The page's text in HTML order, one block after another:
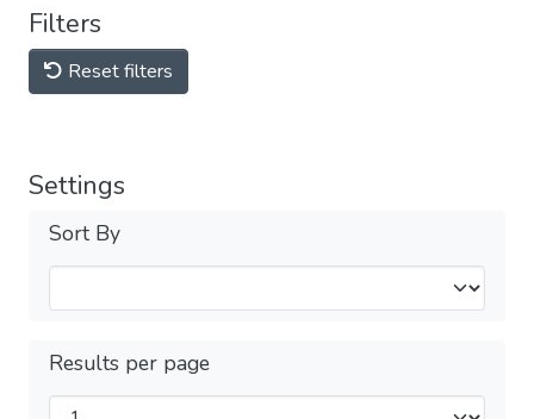
Filters
Reset filters
Settings
Sort By
Results per page